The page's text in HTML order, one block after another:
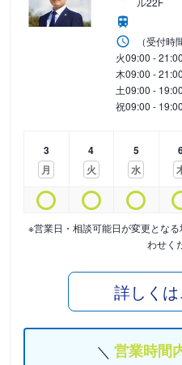
（受付時
火09:00 - 21:00
木09:00 - 21:00
土09:00 - 19:00
祝09:00 - 19:00
3
月
4
火
5
水
※営業日・相談可能日が変更とな
わせく
詳しく
営業時間